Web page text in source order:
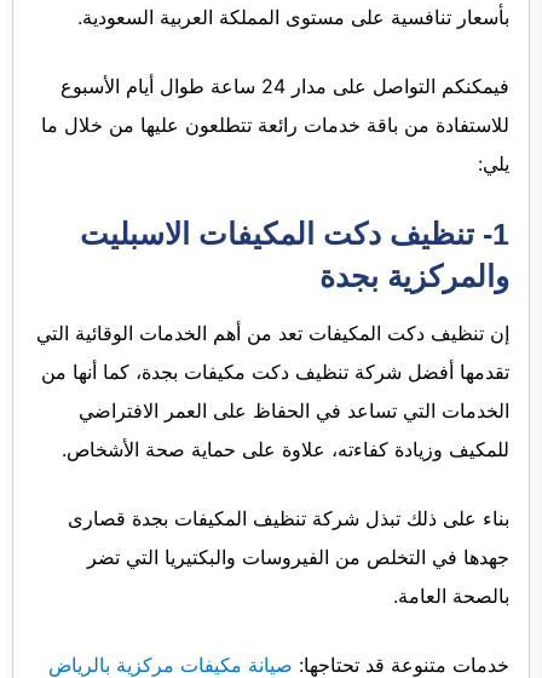
بأسعار تنافسية على مستوى المملكة العربية السعودية.
فيمكنكم التواصل على مدار 24 ساعة طوال أيام الأسبوع
للاستفادة من باقة خدمات رائعة تتطلعون عليها من خلال ما
يلي:
1- تنظيف دكت المكيفات الاسبليت
والمركزية بجدة
إن تنظيف دكت المكيفات تعد من أهم الخدمات الوقائية التي
تقدمها أفضل شركة تنظيف دكت مكيفات بجدة، كما أنها من
الخدمات التي تساعد في الحفاظ على العمر الافتراضي
للمكيف وزيادة كفاءته، علاوة على حماية صحة الأشخاص.
بناء على ذلك تبذل شركة تنظيف المكيفات بجدة قصارى
جهدها في التخلص من الفيروسات والبكتيريا التي تضر
بالصحة العامة.
خدمات متنوعة قد تحتاجها: صيانة مكيفات مركزية بالرياض